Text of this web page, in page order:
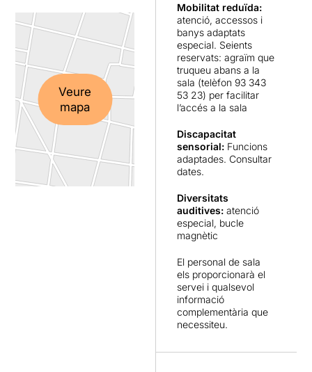
Veure
mapa
Mobilitat reduïda:
atenció, accessos i
banys adaptats
especial. Seients
reservats: agraïm que
truqueu abans a la
sala (telèfon 93 343
53 23) per facilitar
l’accés a la sala
Discapacitat
sensorial: Funcions
adaptades. Consultar
dates.
Diversitats
auditives: atenció
especial, bucle
magnètic
El personal de sala
els proporcionarà el
servei i qualsevol
informació
complementària que
necessiteu.